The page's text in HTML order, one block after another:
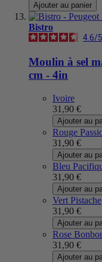
Ajouter au panier
Bistro
4.6/5
Moulin à sel
cm - 4in
Ivoire
31,90 €
Ajouter au
Rouge
31,90 €
Ajouter au
Bleu
31,90 €
Ajouter au
Vert Pistache
31,90 €
Ajouter au
Rose
31,90 €
Ajouter au